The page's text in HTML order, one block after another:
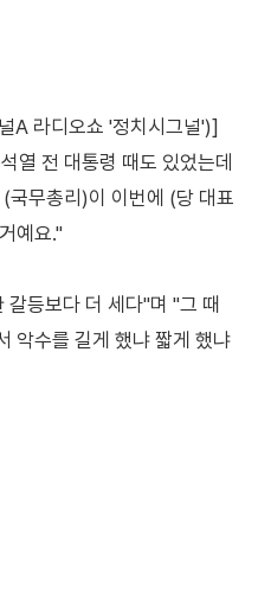
A 라디오쇼 '정치시그널')]
열 전 대통령 때도 있었는데
국무총리)이 이번에 (당 대표
예요."
등보다 더 세다"며 "그 때
악수를 길게 했냐 짧게 했냐